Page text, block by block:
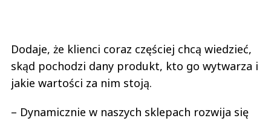
Dodaje, że klienci coraz częściej chcą wiedzieć,
skąd pochodzi dany produkt, kto go wytwarza i
jakie wartości za nim stoją.
– Dynamicznie w naszych sklepach rozwija się